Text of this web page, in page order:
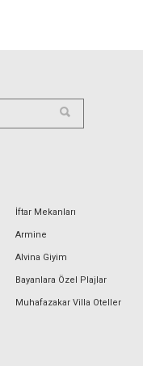
İftar Mekanları
Armine
Alvina Giyim
Bayanlara Özel Plajlar
Muhafazakar Villa Oteller